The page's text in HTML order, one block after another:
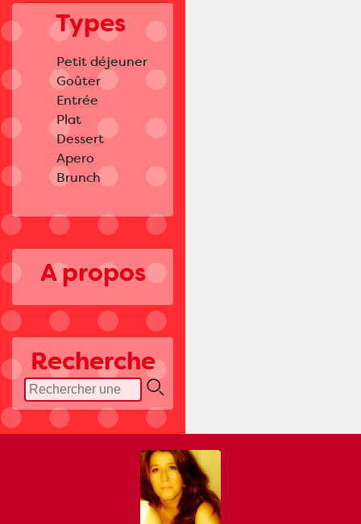
Types
Petit déjeuner
Goûter
Entrée
Plat
Dessert
Apero
Brunch
A propos
Recherche